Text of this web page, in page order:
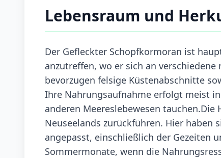
Lebensraum und
Der Gefleckter Schopfkormoran ist
anzutreffen, wo er sich an
bevorzugen felsige Küstenabschnitte
Ihre Nahrungsaufnahme erfolgt meist
anderen Meereslebewesen
Neuseelands zurückführen. Hier haben
angepasst, einschließlich der Gezeiten
Sommermonate, wenn die